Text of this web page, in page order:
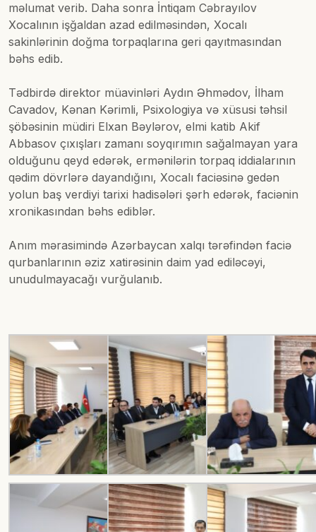
məlumat verib. Daha sonra İntiqam Cəbrayılov
Xocalının işğaldan azad edilməsindən, Xocalı
sakinlərinin doğma torpaqlarına geri qayıtmasından
bəhs edib.
Tədbirdə direktor müavinləri Aydın Əhmədov, İlham
Cavadov, Kənan Kərimli, Psixologiya və xüsusi təhsil
şöbəsinin müdiri Elxan Bəylərov, elmi katib Akif
Abbasov çıxışları zamanı soyqırımın sağalmayan yara
olduğunu qeyd edərək, ermənilərin torpaq iddialarının
qədim dövrlərə dayandığını, Xocalı faciəsinə gedən
yolun baş verdiyi tarixi hadisələri şərh edərək, faciənin
xronikasından bəhs ediblər.
Anım mərasimində Azərbaycan xalqı tərəfindən faciə
qurbanlarının əziz xatirəsinin daim yad ediləcəyi,
unudulmayacağı vurğulanıb.